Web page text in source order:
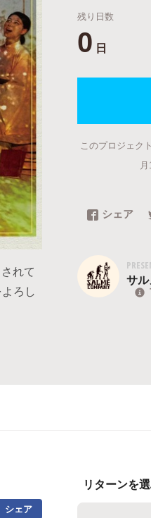
れて
ろし
残り日数
0 日
このプロジェク
シェア
サ
シェア
リターンを